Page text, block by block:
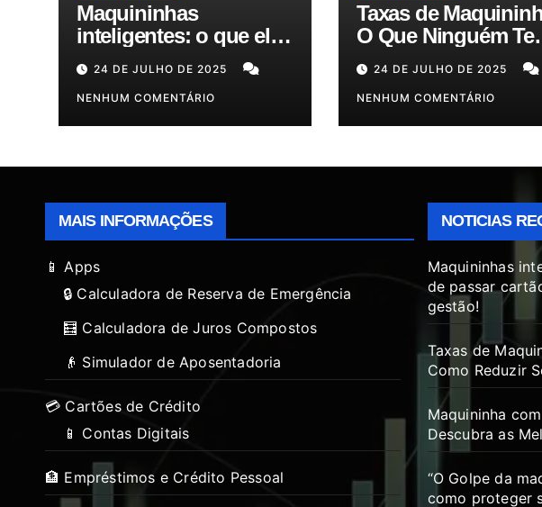
Maquininhas
inteligentes: o que elas
fazem além de passar
cartão e como podem
otimizar sua gestão!
24 DE JULHO DE 2025
NENHUM COMENTÁRIO
Taxas de
O Que Ninguém Te
Explica e Como
Reduzir Seus Custos
em Até 50%!
24 DE JULHO DE 2025
NENHUM COMENTÁRIO
MAIS INFORMAÇÕES
📱 Apps
🔒 Calculadora de Reserva de Emergência
🧮 Calculadora de Juros Compostos
👴 Simulador de Aposentadoria
💳 Cartões de Crédito
📱 Contas Digitais
🏦 Empréstimos e Crédito Pessoal
NOTICIAS
Maquininhas
de passar
gestão!
Taxas de
Como Reduzir
Maquininha
Descubra as
“O Golpe da
como proteger